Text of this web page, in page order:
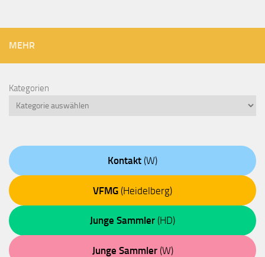
MEHR
Kategorien
Kontakt (W)
VFMG (Heidelberg)
Junge Sammler (HD)
Junge Sammler(W)